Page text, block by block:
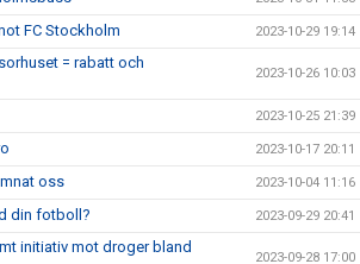
FC Stockholm 2023-10-29 19:14
= rabatt och
2023-10-26 10:03
2023-10-25 21:39
2023-10-17 20:11
oss 2023-10-04 11:16
din fotboll? 2023-09-29 20:41
initiativ mot droger bland
2023-09-28 17:00